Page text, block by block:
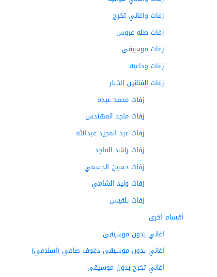
زفات واغاني تخرج
زفات طله عروس
زفات موسيقى
زفات وداعيه
زفات الفنانين الكبار
زفات محمد عبده
زفات ماجد المهندس
زفات عبد المجيد عبدالله
زفات راشد الماجد
زفات حسين الجسمي
زفات وليد الشامي
زفات بلقيس
أقسام اخرى
اغاني بدون موسيقى
اغاني بدون موسيقى دفوف صافي (اسلامي)
اغاني تخرج بدون موسيقى